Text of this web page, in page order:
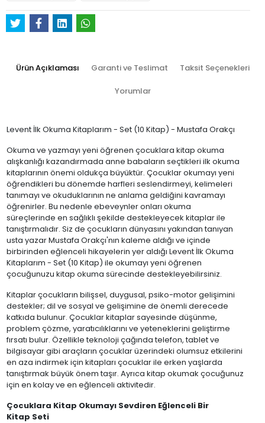
Ürün Açıklaması Garanti ve Teslimat Taksit Seçenekleri
Yorumlar
Levent İlk Okuma Kitaplarım - Set (10 Kitap) - Mustafa Orakçı
Okuma ve yazmayı yeni öğrenen çocuklara kitap okuma
alışkanlığı kazandırmada anne babaların seçtikleri ilk okuma
kitaplarının önemi oldukça büyüktür. Çocuklar okumayı yeni
öğrendikleri bu dönemde harfleri seslendirmeyi, kelimeleri
tanımayı ve okuduklarının ne anlama geldiğini kavramayı
öğrenirler. Bu nedenle ebeveynler onları okuma
süreçlerinde en sağlıklı şekilde destekleyecek kitaplar ile
tanıştırmalıdır. Siz de çocukların dünyasını yakından tanıyan
usta yazar Mustafa Orakçı'nın kaleme aldığı ve içinde
birbirinden eğlenceli hikayelerin yer aldığı Levent İlk Okuma
Kitaplarım - Set (10 Kitap) ile okumayı yeni öğrenen
çocuğunuzu kitap okuma sürecinde destekleyebilirsiniz.
Kitaplar çocukların bilişsel, duygusal, psiko-motor gelişimini
destekler; dil ve sosyal ve gelişimine de önemli derecede
katkıda bulunur. Çocuklar kitaplar sayesinde düşünme,
problem çözme, yaratıcılıklarını ve yeteneklerini geliştirme
fırsatı bulur. Özellikle teknoloji çağında telefon, tablet ve
bilgisayar gibi araçların çocuklar üzerindeki olumsuz etkilerini
en aza indirmek için kitapları çocuklar ile erken yaşlarda
tanıştırmak büyük önem taşır. Ayrıca kitap okumak çocuğunuz
için en kolay ve en eğlenceli aktivitedir.
Çocuklara Kitap Okumayı Sevdiren Eğlenceli Bir
Kitap Seti